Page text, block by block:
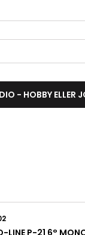
- HOBBY ELLER
LINE P-21 6°